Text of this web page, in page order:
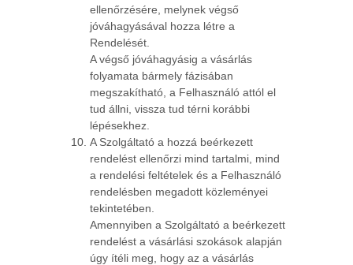
ellenőrzésére, melynek végső
jóváhagyásával hozza létre a
Rendelését.
A végső jóváhagyásig a vásárlás
folyamata bármely fázisában
megszakítható, a Felhasználó attól el
tud állni, vissza tud térni korábbi
lépésekhez.
A Szolgáltató a hozzá beérkezett
rendelést ellenőrzi mind tartalmi, mind
a rendelési feltételek és a Felhasználó
rendelésben megadott közleményei
tekintetében.
Amennyiben a Szolgáltató a beérkezett
rendelést a vásárlási szokások alapján
úgy ítéli meg, hogy az a vásárlás